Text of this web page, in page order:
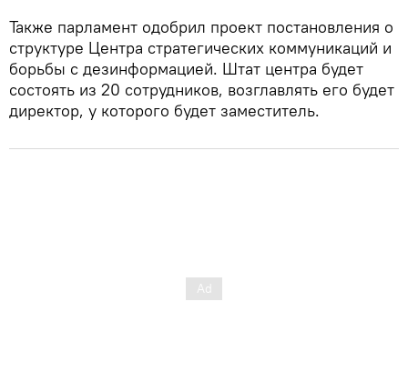
Также парламент одобрил проект постановления о
структуре Центра стратегических коммуникаций и
борьбы с дезинформацией. Штат центра будет
состоять из 20 сотрудников, возглавлять его будет
директор, у которого будет заместитель.